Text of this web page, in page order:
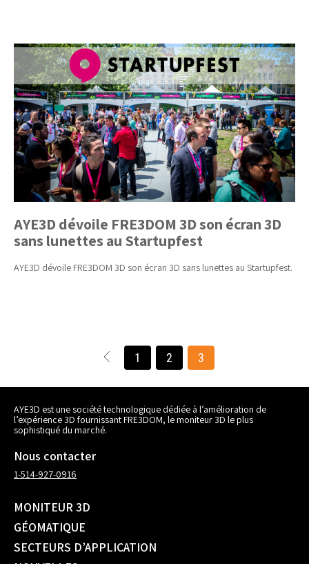
AYE3D dévoile FRE3DOM 3D son écran 3D
sans lunettes au Startupfest
AYE3D dévoile FRE3DOM 3D son écran 3D sans lunettes au Startupfest.
1 2 3
AYE3D est une société technologique dédiée à l’amélioration de
l’expérience 3D fournissant FRE3DOM, le moniteur 3D le plus
sophistiqué du marché.
Nous contacter
1-514-927-0916
MONITEUR 3D
GÉOMATIQUE
SECTEURS D’APPLICATION